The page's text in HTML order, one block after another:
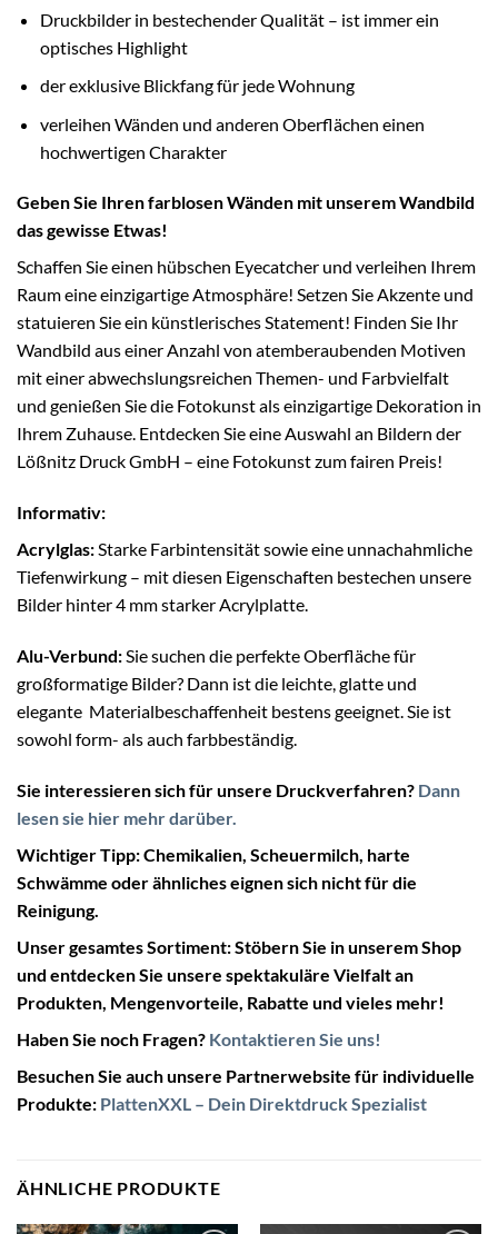
Druckbilder in bestechender Qualität – ist immer ein
optisches Highlight
der exklusive Blickfang für jede Wohnung
verleihen Wänden und anderen Oberflächen einen
hochwertigen Charakter
Geben Sie Ihren farblosen Wänden mit unserem Wandbild
das gewisse Etwas!
Schaffen Sie einen hübschen Eyecatcher und verleihen Ihrem
Raum eine einzigartige Atmosphäre! Setzen Sie Akzente und
statuieren Sie ein künstlerisches Statement! Finden Sie Ihr
Wandbild aus einer Anzahl von atemberaubenden Motiven
mit einer abwechslungsreichen Themen- und Farbvielfalt
und genießen Sie die Fotokunst als einzigartige Dekoration in
Ihrem Zuhause. Entdecken Sie eine Auswahl an Bildern der
Lößnitz Druck GmbH – eine Fotokunst zum fairen Preis!
Informativ:
Acrylglas:Starke Farbintensität sowie eine unnachahmliche
Tiefenwirkung – mit diesen Eigenschaften bestechen unsere
Bilder hinter 4 mm starker Acrylplatte.
Alu-Verbund:Sie suchen die perfekte Oberfläche für
großformatige Bilder? Dann ist die leichte, glatte und
elegante Materialbeschaffenheit bestens geeignet. Sie ist
sowohl form- als auch farbbeständig.
Sie interessieren sich für unsere Druckverfahren? Dann
lesen sie hier mehr darüber.
Wichtiger Tipp:Chemikalien, Scheuermilch, harte
Schwämme oder ähnliches eignen sich nicht für die
Reinigung.
Unser gesamtes Sortiment:Stöbern Sie in unserem Shop
und entdecken Sie unsere spektakuläre Vielfalt an
Produkten, Mengenvorteile, Rabatte und vieles mehr!
Haben Sie noch Fragen? Kontaktieren Sie uns!
Besuchen Sie auch unsere Partnerwebsite für individuelle
Produkte: PlattenXXL – Dein Direktdruck Spezialist
ÄHNLICHE PRODUKTE